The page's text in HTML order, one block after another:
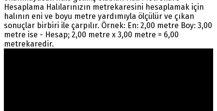
Hesaplama Halılarınızın metrekaresini hesaplamak için
halının eni ve boyu metre yardımıyla ölçülür ve çıkan
sonuçlar birbiri ile çarpılır. Örnek: En: 2,00 metre Boy: 3,00
metre ise - Hesap; 2,00 metre x 3,00 metre = 6,00
metrekaredir.